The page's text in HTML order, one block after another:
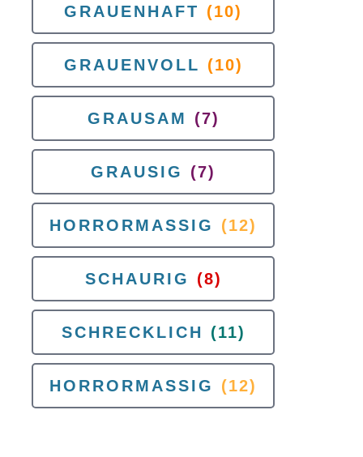
GRAUENHAFT (10)
GRAUENVOLL (10)
GRAUSAM (7)
GRAUSIG (7)
HORRORMASSIG (12)
SCHAURIG (8)
SCHRECKLICH (11)
HORRORMASSIG (12)